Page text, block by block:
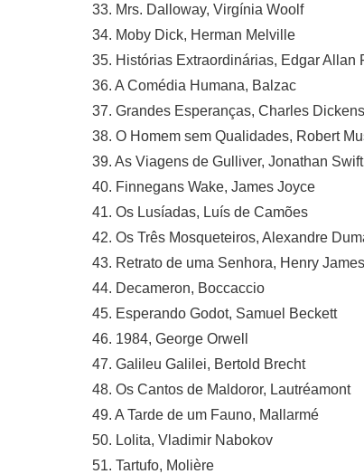
33. Mrs. Dalloway, Virgínia Woolf
34. Moby Dick, Herman Melville
35. Histórias Extraordinárias, Edgar Allan
36. A Comédia Humana, Balzac
37. Grandes Esperanças, Charles Dickens
38. O Homem sem Qualidades, Robert
39. As Viagens de Gulliver, Jonathan Swift
40. Finnegans Wake, James Joyce
41. Os Lusíadas, Luís de Camões
42. Os Três Mosqueteiros, Alexandre
43. Retrato de uma Senhora, Henry James
44. Decameron, Boccaccio
45. Esperando Godot, Samuel Beckett
46. 1984, George Orwell
47. Galileu Galilei, Bertold Brecht
48. Os Cantos de Maldoror, Lautréamont
49. A Tarde de um Fauno, Mallarmé
50. Lolita, Vladimir Nabokov
51. Tartufo, Molière